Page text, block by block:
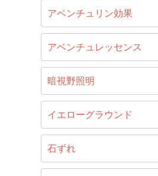
アベンチュリン効果
アベンチュレッセンス
暗視野照明
イエローグラウンド
石ずれ